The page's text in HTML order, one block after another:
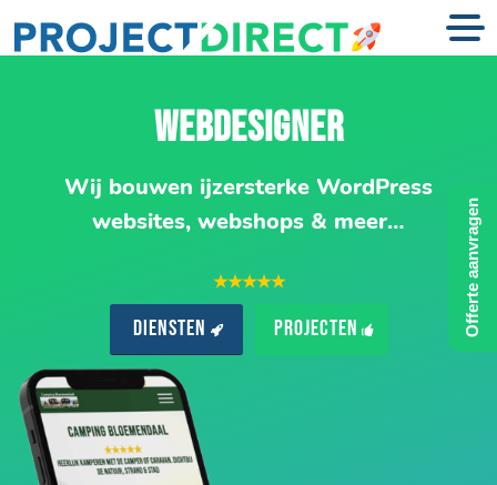
WEBDESIGNER
Wij bouwen ijzersterke WordPress
websites, webshops & meer…
★★★★★
Diensten Projecten Offerte aanvragen